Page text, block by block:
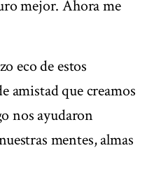
mejor. Ahora me
eco de estos
amistad que creamos
nos ayudaron
mentes, almas